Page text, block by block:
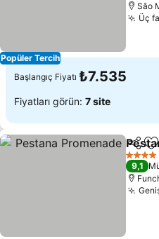
Popüler Tercih
Sâo
Üç
Başlangıç Fiyatı ₺7.535
Fiyatları görün: 7 site
Paylaş
4 Yıldız
9,1